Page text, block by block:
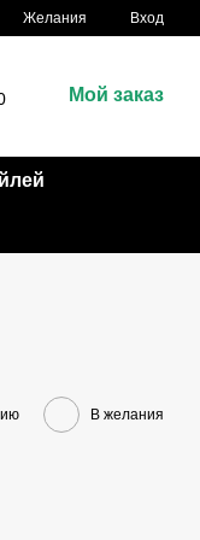
Желания Вход
Мой заказ
В желания